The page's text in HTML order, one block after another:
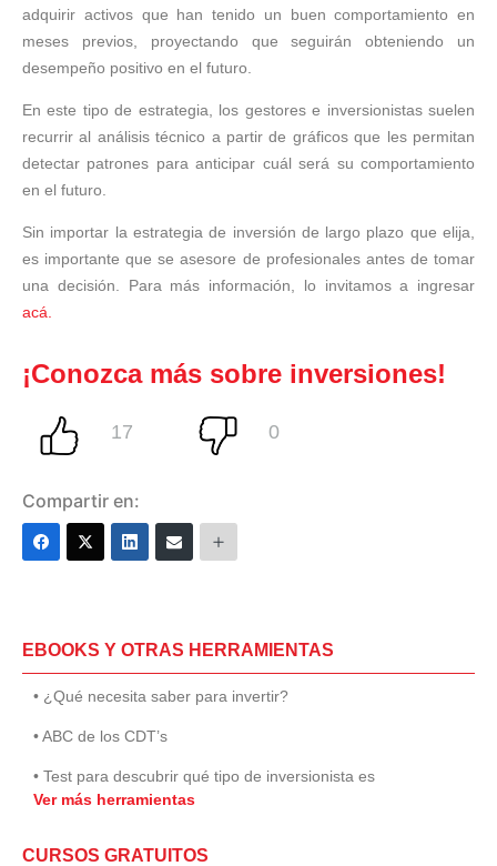
adquirir activos que han tenido un buen comportamiento en
meses previos, proyectando que seguirán obteniendo un
desempeño positivo en el futuro.
En este tipo de estrategia, los gestores e inversionistas suelen
recurrir al análisis técnico a partir de gráficos que les permitan
detectar patrones para anticipar cuál será su comportamiento
en el futuro.
Sin importar la estrategia de inversión de largo plazo que elija,
es importante que se asesore de profesionales antes de tomar
una decisión. Para más información, lo invitamos a ingresar
acá.
¡Conozca más sobre inversiones!
Compartir en:
EBOOKS Y OTRAS HERRAMIENTAS
• ¿Qué necesita saber para invertir?
• ABC de los CDT’s
• Test para descubrir qué tipo de inversionista es
Ver más herramientas
CURSOS GRATUITOS